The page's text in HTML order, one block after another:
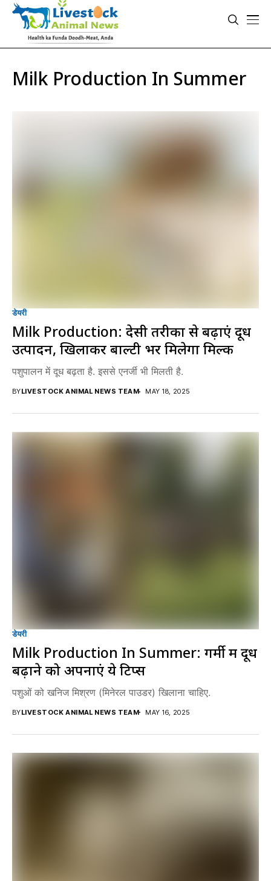
Milk Production In Summer
डेयरी
Milk Production: देसी तरीकों से बढ़ाएं दूध
उत्पादन, खिलाकर बाल्टी भर मिलेगा मिल्क
पशुपालन में दूध बढ़ता है. इससे एनर्जी भी मिलती है.
BYLIVESTOCK ANIMAL NEWS TEAM MAY 18, 2025
डेयरी
Milk Production In Summer: गर्मी में दूध
बढ़ाने को अपनाएं ये टिप्स
पशुओं को खनिज मिश्रण (मिनेरल पाउडर) खिलाना चाहिए.
BYLIVESTOCK ANIMAL NEWS TEAM MAY 16, 2025